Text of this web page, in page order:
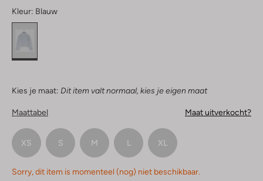
Kleur: Blauw
Kies je maat: Dit item valt normaal, kies je eigen maat
Maattabel Maat uitverkocht?
XS S M L XL
Sorry, dit item is momenteel (nog) niet beschikbaar.